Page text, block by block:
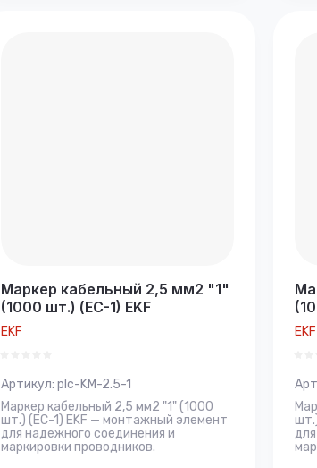
Маркер кабельный 2,5 мм2 "1"
(1000 шт.) (ЕС-1) EKF
EKF
Артикул: plc-KM-2.5-1
Маркер кабельный 2,5 мм2 "1" (1000
шт.) (ЕС-1) EKF — монтажный элемент
для надежного соединения и
маркировки проводников.
EKF